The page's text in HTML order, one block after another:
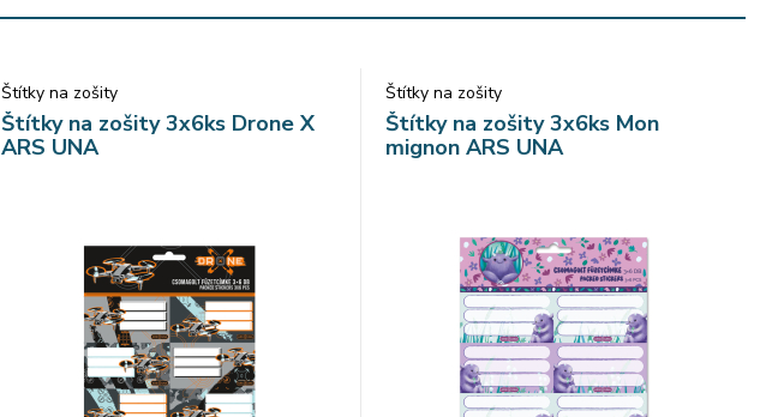
Štítky na zošity
Štítky na zošity 3x6ks Drone X
ARS UNA
Štítky na zošity
Štítky na zošity 3x6ks Mon
mignon ARS UNA